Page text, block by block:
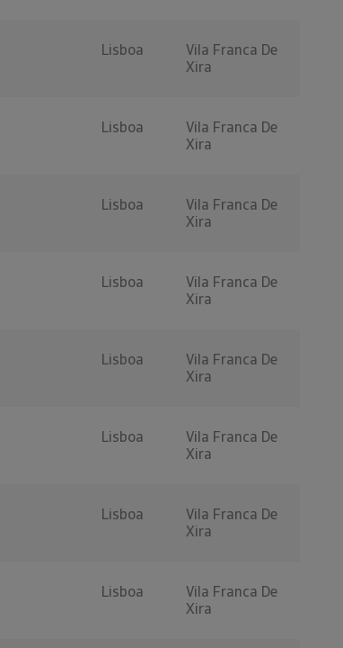
Lisboa
Vila Franca De
Xira
Lisboa
Vila Franca De
Xira
Lisboa
Vila Franca De
Xira
Lisboa
Vila Franca De
Xira
Lisboa
Vila Franca De
Xira
Lisboa
Vila Franca De
Xira
Lisboa
Vila Franca De
Xira
Lisboa
Vila Franca De
Xira